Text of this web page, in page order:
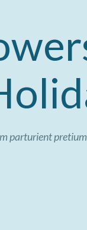
parturient